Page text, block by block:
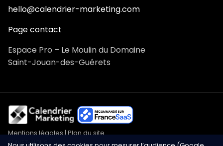
hello@calendrier-marketing.com
Page contact
Espace Pro – Le Moulin du Domaine
Saint-Jouan-des-Guérets
Mentions légales|Plan du site
SUIVEZ-NOUS !